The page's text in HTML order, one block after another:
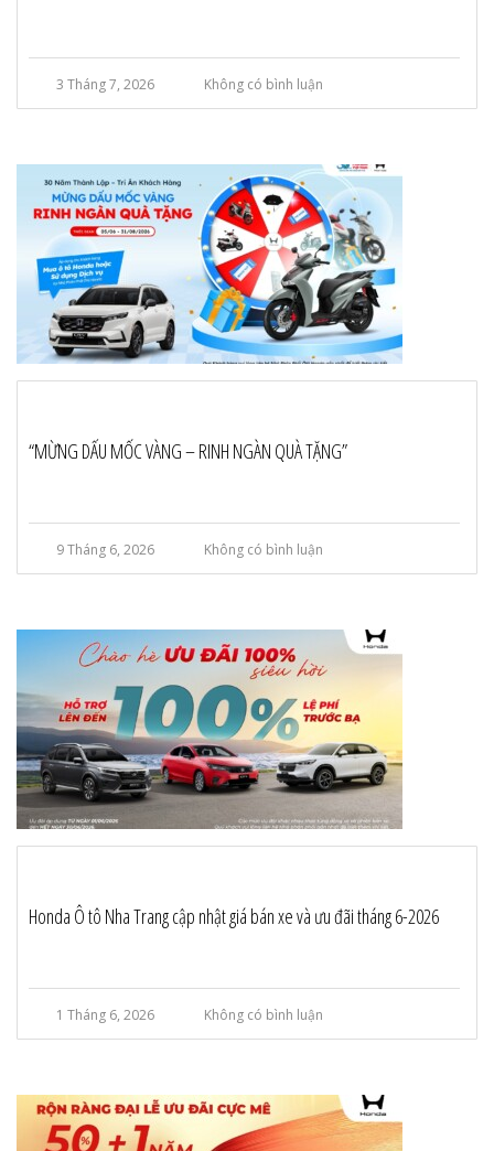
3 Tháng 7, 2026 Không có bình luận
“MỪNG DẤU MỐC VÀNG – RINH NGÀN QUÀ TẶNG”
9 Tháng 6, 2026 Không có bình luận
Honda Ô tô Nha Trang cập nhật giá bán xe và ưu đãi tháng 6-2026
1 Tháng 6, 2026 Không có bình luận